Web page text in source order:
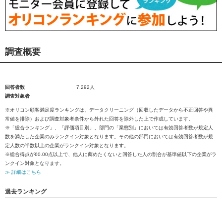
調査概要
回答者数
7,292人
調査対象者
※オリコン顧客満足度ランキングは、データクリーニング（回収したデータから不正回答や異
常値を排除）および調査対象者条件から外れた回答を除外した上で作成しています。
※「総合ランキング」、「評価項目別」、部門の「業態別」においては有効回答者数が規定人
数を満たした企業のみランクイン対象となります。その他の部門においては有効回答者数が規
定人数の半数以上の企業がランクイン対象となります。
※総合得点が60.00点以上で、他人に薦めたくないと回答した人の割合が基準値以下の企業がラ
ンクイン対象となります。
≫ 詳細はこちら
過去ランキング